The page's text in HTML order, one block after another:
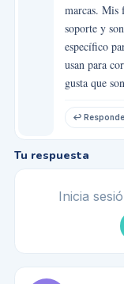
marcas. Mis
soporte y
específico
usan para
gusta que
↩
Tu respuesta
Inicia